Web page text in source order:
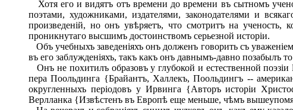
Хотя его и видятъ отъ времени до времени въ сытномъ
поэтами, художниками, издателями, законодателями и
произведеній, но онъ увѣряетъ, что смотритъ на
проникнутаго высшимъ достоинствомъ серьезной исторіи.
Объ учебныхъ заведеніяхъ онъ долженъ говорить съ
въ его заблужденіяхъ, такъ какъ онъ давнымъ-давно позабылъ
Онъ не похитилъ образовъ у глубокой и естественной
пера Поольдинга {Брайантъ, Халлекъ, Поольдингъ --
округленныхъ періодовъ у Ирвинга {Авторъ исторіи
Верлланка {Извѣстенъ въ Европѣ еще меньше, чѣмъ